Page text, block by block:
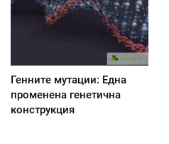
Генните мутации: Една
променена генетична
конструкция